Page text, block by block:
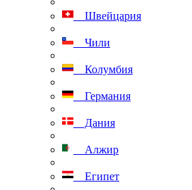
Швейцария
Чили
Колумбия
Германия
Дания
Алжир
Египет